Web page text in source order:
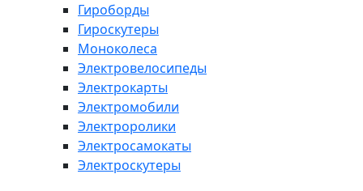
Гироборды
Гироскутеры
Моноколеса
Электровелосипеды
Электрокарты
Электромобили
Электроролики
Электросамокаты
Электроскутеры